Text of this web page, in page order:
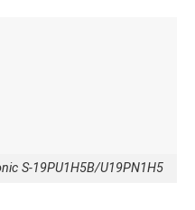
S-19PU1H5B/U19PN1H5